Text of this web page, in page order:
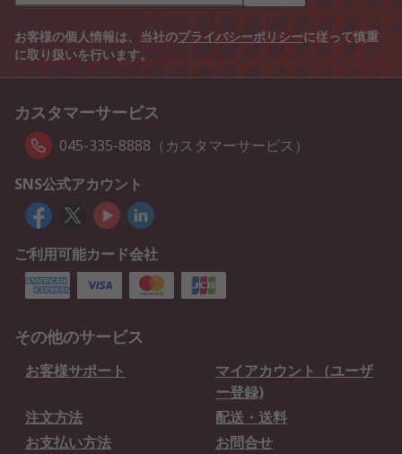
お客様の個人情報は、当社のプライバシーポリシーに従って慎重
に取り扱いを行います。
カスタマーサービス
045-335-8888（カスタマーサービス）
SNS公式アカウント
ご利用可能カード会社
その他のサービス
お客様サポート
マイアカウント（ユーザ
ー登録)
注文方法
配送・送料
お支払い方法
お問合せ